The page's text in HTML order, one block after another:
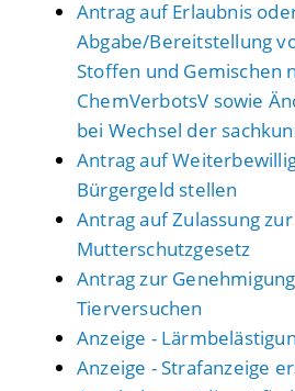
Antrag auf Erlaubnis
Abgabe/Bereitstellung
Stoffen und Gemischen
ChemVerbotsV sowie
bei Wechsel der
Antrag auf
Bürgergeld stellen
Antrag auf Zulassung
Mutterschutzgesetz
Antrag zur
Tierversuchen
Anzeige -
Anzeige - Strafanzeige